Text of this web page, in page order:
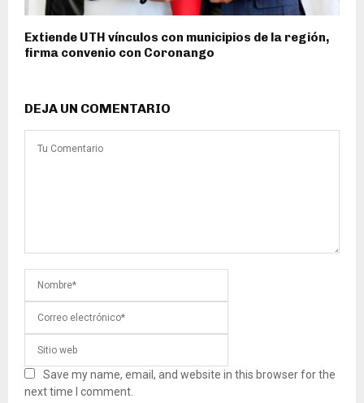
Extiende UTH vínculos con municipios de la región,
firma convenio con Coronango
DEJA UN COMENTARIO
Save my name, email, and website in this browser for the
next time I comment.